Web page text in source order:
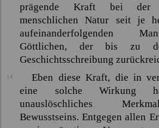
prägende Kraft bei der
menschlichen Natur seit je
aufeinanderfolgenden
Göttlichen, der bis zu
Geschichtsschreibung
14
Eben diese Kraft, die in
eine solche Wirkung
unauslöschliches
Bewusstseins. Entgegen allen